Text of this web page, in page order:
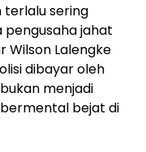
terlalu sering
jahat
Wilson Lalengke
dibayar oleh
menjadi
bejat di